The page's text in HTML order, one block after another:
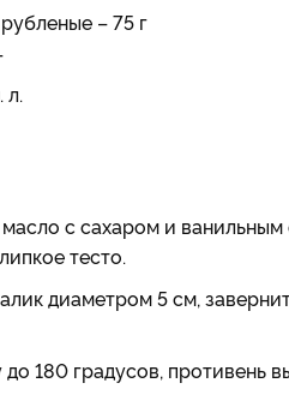
– 75 г
л.
с сахаром и
тесто.
диаметром 5 см,
до 180 градусов, противень